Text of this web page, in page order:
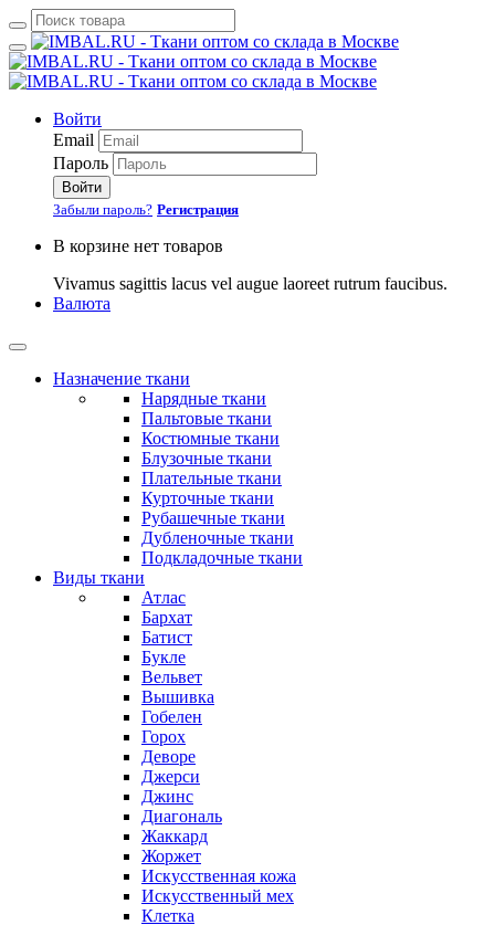
Войти
Email
Пароль
Войти
Забыли пароль? Регистрация
В корзине нет товаров
Vivamus sagittis lacus vel augue laoreet rutrum faucibus.
Валюта
Назначение ткани
Нарядные ткани
Пальтовые ткани
Костюмные ткани
Блузочные ткани
Плательные ткани
Курточные ткани
Рубашечные ткани
Дубленочные ткани
Подкладочные ткани
Виды ткани
Атлас
Бархат
Батист
Букле
Вельвет
Вышивка
Гобелен
Горох
Деворе
Джерси
Джинс
Диагональ
Жаккард
Жоржет
Искусственная кожа
Искусственный мех
Клетка